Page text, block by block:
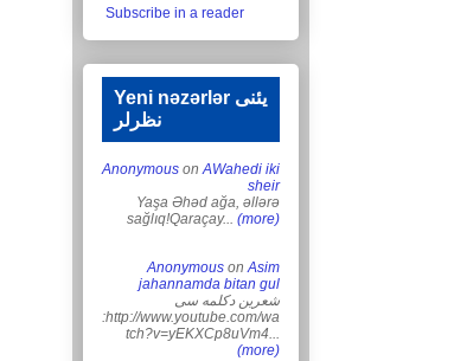
Subscribe in a reader
Yeni nəzərlər یئنی
نظرلر
Anonymous onAWahedi iki
sheir
Yaşa Əhəd ağa, əllərə
sağlıq!Qaraçay... (more)
Anonymous onAsim
jahannamda bitan gul
شعرین دکلمه سی
:http://www.youtube.com/wa
tch?v=yEKXCp8uVm4...
(more)